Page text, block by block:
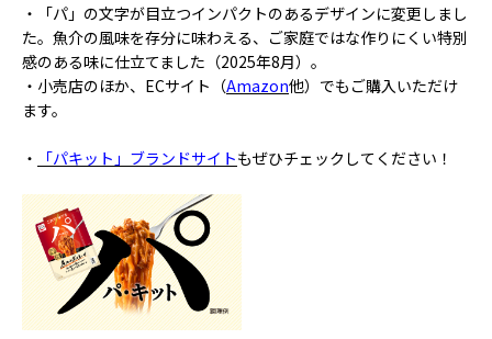
・「パ」の文字が目立つインパクトのあるデザインに変更しまし
た。魚介の風味を存分に味わえる、ご家庭ではな作りにくい特別
感のある味に仕立てました（2025年8月）。
・小売店のほか、ECサイト（Amazon他）でもご購入いただけ
ます。
・ 「パキット」ブランドサイトもぜひチェックしてください！